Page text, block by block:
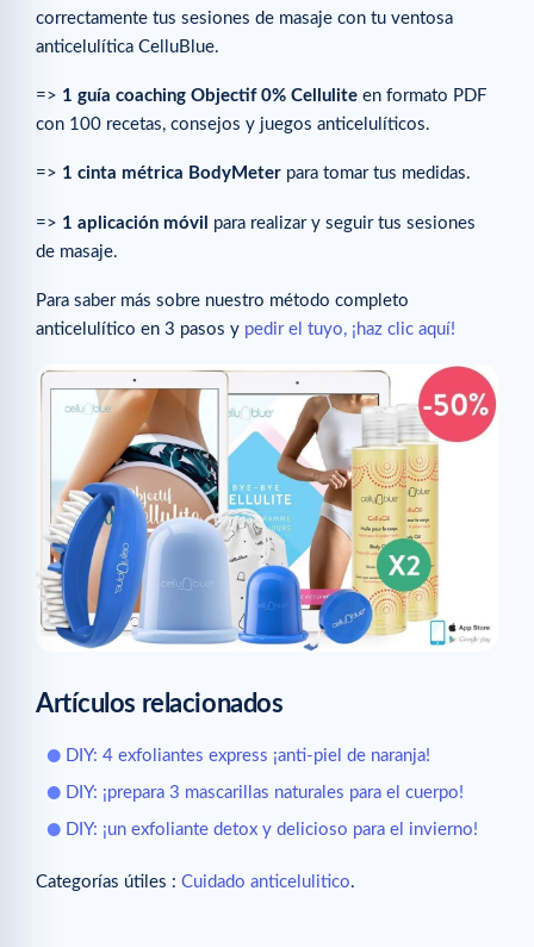
correctamente tus sesiones de masaje con tu ventosa
anticelulítica CelluBlue.
=> 1 guía coaching Objectif 0% Cellulite en formato PDF
con 100 recetas, consejos y juegos anticelulíticos.
=> 1 cinta métrica BodyMeter para tomar tus medidas.
=> 1 aplicación móvil
para realizar y seguir tus sesiones
de masaje.
Para saber más sobre nuestro método completo
anticelulítico en 3 pasos y pedir el tuyo, ¡haz clic aquí!
Artículos relacionados
DIY: 4 exfoliantes express ¡anti-piel de naranja!
DIY: ¡prepara 3 mascarillas naturales para el cuerpo!
DIY: ¡un exfoliante detox y delicioso para el invierno!
Categorías útiles : Cuidado anticelulitico.